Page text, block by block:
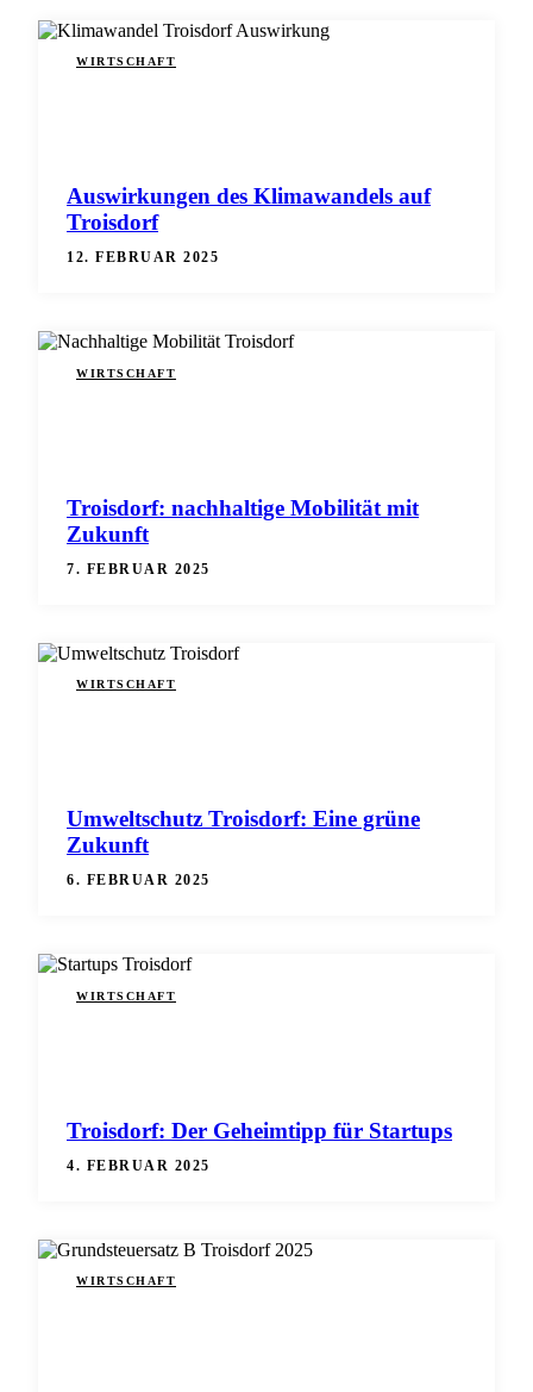
WIRTSCHAFT
Auswirkungen des Klimawandels auf
Troisdorf
12. FEBRUAR 2025
WIRTSCHAFT
Troisdorf: nachhaltige Mobilität mit
Zukunft
7. FEBRUAR 2025
WIRTSCHAFT
Umweltschutz Troisdorf: Eine grüne
Zukunft
6. FEBRUAR 2025
WIRTSCHAFT
Troisdorf: Der Geheimtipp für Startups
4. FEBRUAR 2025
WIRTSCHAFT